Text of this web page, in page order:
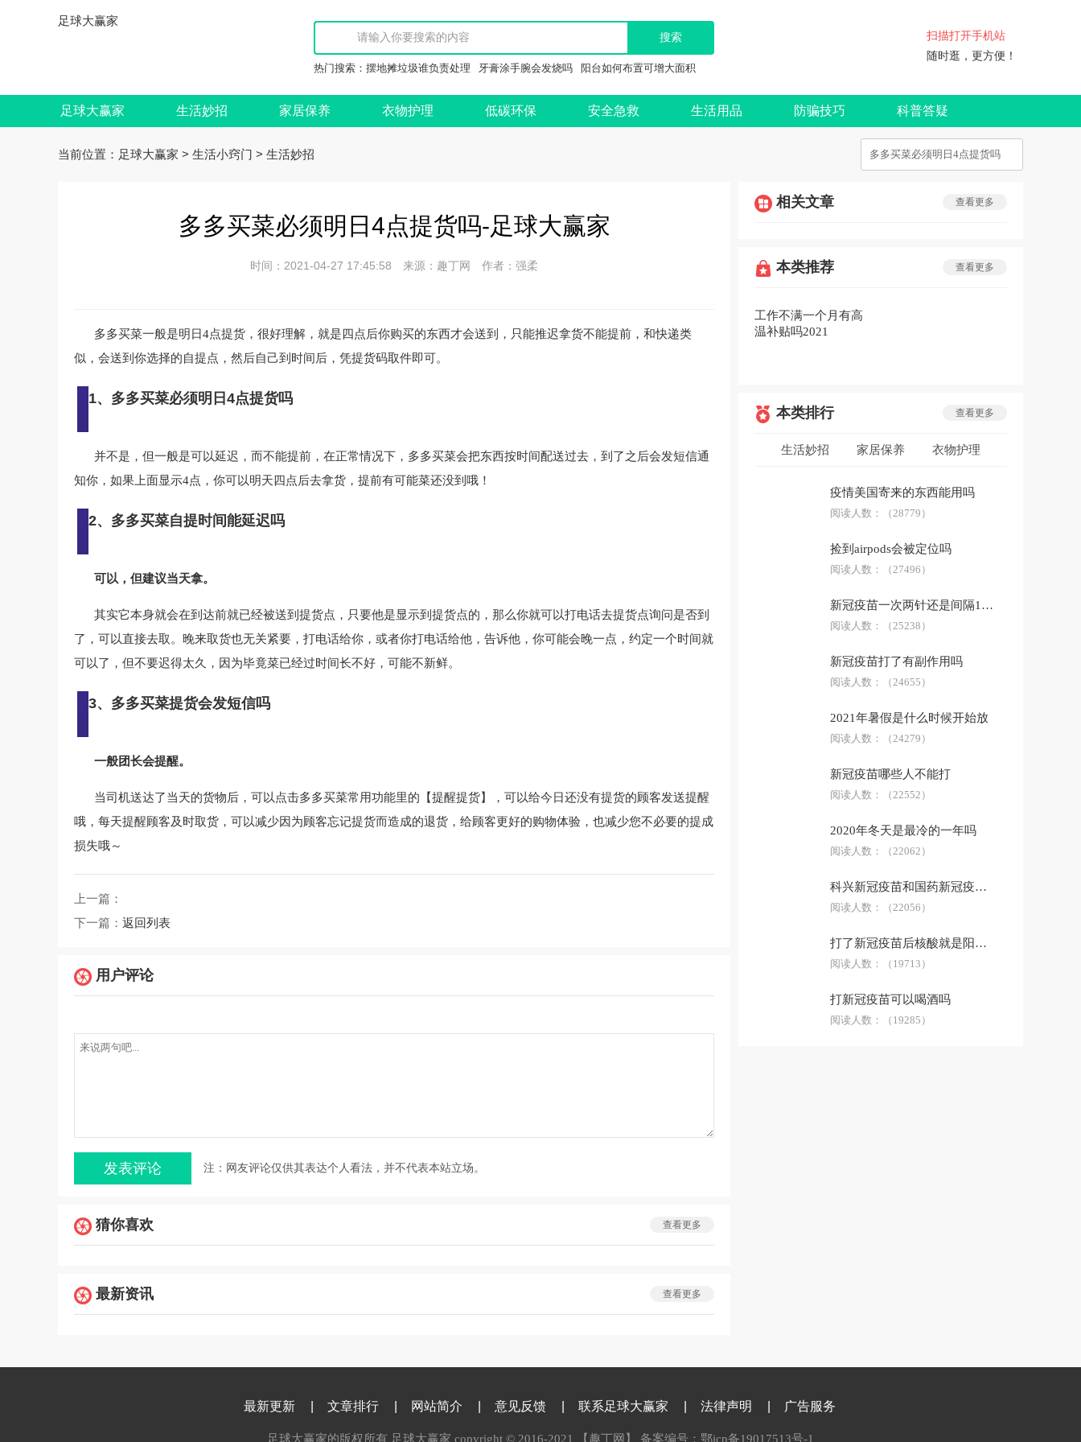
足球大赢家
热门搜索： 摆地摊垃圾谁负责处理 牙膏涂手腕会发烧吗 阳台如何布置可增大面积
扫描打开手机站
随时逛，更方便！
足球大赢家 生活妙招 家居保养 衣物护理 低碳环保 安全急救 生活用品 防骗技巧 科普答疑
当前位置： 足球大赢家 > 生活小窍门 > 生活妙招
多多买菜必须明日4点提货吗-足球大赢家
时间：2021-04-27 17:45:58 来源：趣丁网 作者：强柔
多多买菜一般是明日4点提货，很好理解，就是四点后你购买的东西才会送到，只能推迟拿货不能提前，和快递类
似，会送到你选择的自提点，然后自己到时间后，凭提货码取件即可。
1、多多买菜必须明日4点提货吗
并不是，但一般是可以延迟，而不能提前，在正常情况下，多多买菜会把东西按时间配送过去，到了之后会发短信通
知你，如果上面显示4点，你可以明天四点后去拿货，提前有可能菜还没到哦！
2、多多买菜自提时间能延迟吗
可以，但建议当天拿。
其实它本身就会在到达前就已经被送到提货点，只要他是显示到提货点的，那么你就可以打电话去提货点询问是否到
了，可以直接去取。晚来取货也无关紧要，打电话给你，或者你打电话给他，告诉他，你可能会晚一点，约定一个时间就
可以了，但不要迟得太久，因为毕竟菜已经过时间长不好，可能不新鲜。
3、多多买菜提货会发短信吗
一般团长会提醒。
当司机送达了当天的货物后，可以点击多多买菜常用功能里的【提醒提货】，可以给今日还没有提货的顾客发送提醒
哦，每天提醒顾客及时取货，可以减少因为顾客忘记提货而造成的退货，给顾客更好的购物体验，也减少您不必要的提成
损失哦～
上一篇：
下一篇： 返回列表
用户评论
注：网友评论仅供其表达个人看法，并不代表本站立场。
猜你喜欢 查看更多
最新资讯 查看更多
相关文章 查看更多
本类推荐 查看更多
工作不满一个月有高
温补贴吗2021
本类排行 查看更多
生活妙招 家居保养 衣物护理
科普答疑
疫情美国寄来的东西能用吗
阅读人数： （28779）
捡到airpods会被定位吗
阅读人数： （27496）
新冠疫苗一次两针还是间隔14天
阅读人数： （25238）
新冠疫苗打了有副作用吗
阅读人数： （24655）
2021年暑假是什么时候开始放
阅读人数： （24279）
新冠疫苗哪些人不能打
阅读人数： （22552）
2020年冬天是最冷的一年吗
阅读人数： （22062）
科兴新冠疫苗和国药新冠疫苗哪个好
阅读人数： （22056）
打了新冠疫苗后核酸就是阳性了吗
阅读人数： （19713）
打新冠疫苗可以喝酒吗
阅读人数： （19285）
最新更新 文章排行 网站简介 意见反馈 联系足球大赢家 法律声明 广告服务
足球大赢家的版权所有 足球大赢家 copyright © 2016-2021 【趣丁网】 备案编号：鄂icp备19017513号-1